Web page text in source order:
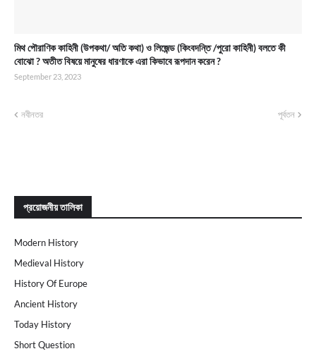
মিথ পৌরাণিক কাহিনী (উপকথা/ অতি কথা) ও লিজেন্ড (কিংবদন্তি /পুরো কাহিনী) বলতে কী
বোঝো ? অতীত বিষয়ে মানুষের ধারণাকে এরা কিভাবে রূপদান করেন ?
September 23, 2023
নবীনতর পূর্বতন
প্রয়োজনীয় তালিকা
Modern History
Medieval History
History Of Europe
Ancient History
Today History
Short Question